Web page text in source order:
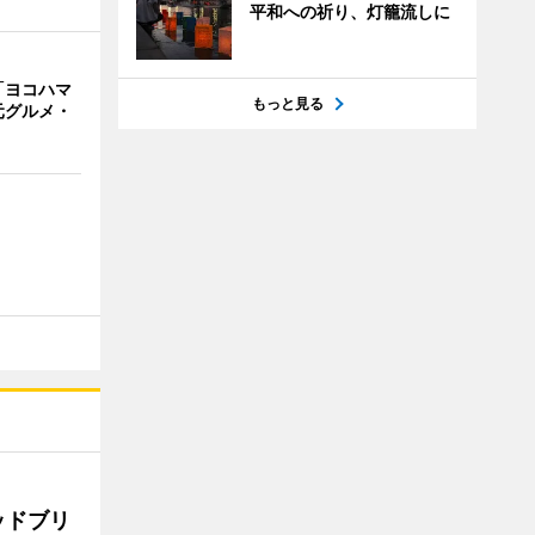
ヨコハマ
ルメ・
ブリ
平和への祈り、灯籠流しに
もっと見る